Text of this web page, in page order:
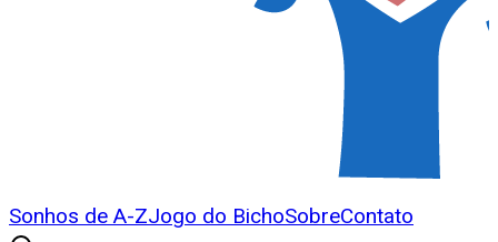
Sonhos de A-ZJogo do BichoSobreContato